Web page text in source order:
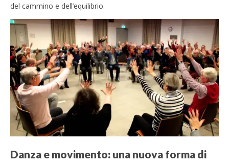
del cammino e dell’equilibrio.
Danza e movimento: una nuova forma di